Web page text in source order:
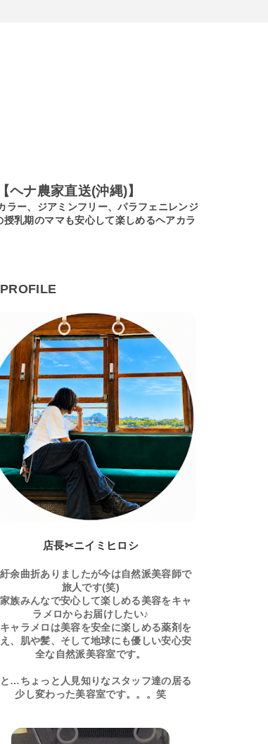
ナ農家直送(沖縄)】
ー、ジアミンフリー、パラフェニレンジ
乳期のママも安心して楽しめるヘアカラ
PROFILE
店長✂ニイミヒロシ
余曲折ありましたが今は自然派美容師で
旅人です(笑)
族みんなで安心して楽しめる美容をキャ
ラメロからお届けしたい♪
ャラメロは美容を安全に楽しめる薬剤を
、肌や髪、そして地球にも優しい安心安
全な自然派美容室です。
…ちょっと人見知りなスタッフ達の居る
少し変わった美容室です。。。笑